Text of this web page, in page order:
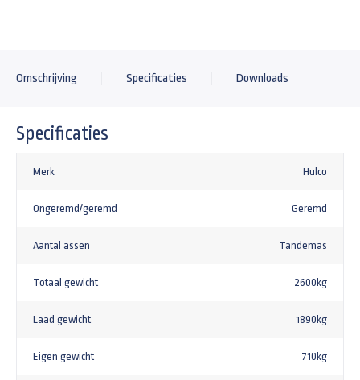
+825,00
Omschrijving Specificaties Downloads
Specificaties
Merk Hulco
Ongeremd/geremd Geremd
Aantal assen Tandemas
Totaal gewicht 2600kg
Laad gewicht 1890kg
Eigen gewicht 710kg